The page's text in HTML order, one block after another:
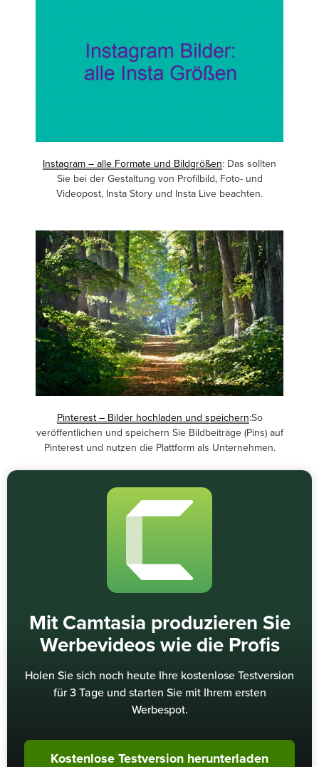
Instagram – alle Formate und Bildgrößen: Das sollten
Sie bei der Gestaltung von Profilbild, Foto- und
Videopost, Insta Story und Insta Live beachten.
Pinterest – Bilder hochladen und speichern:So
veröffentlichen und speichern Sie Bildbeiträge (Pins) auf
Pinterest und nutzen die Plattform als Unternehmen.
Mit Camtasia produzieren Sie
Werbevideos wie die Profis
Holen Sie sich noch heute Ihre kostenlose Testversion
für 3 Tage und starten Sie mit Ihrem ersten
Werbespot.
Kostenlose Testversion herunterladen